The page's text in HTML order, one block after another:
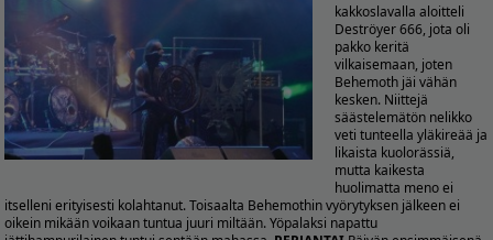
kakkoslavalla aloitteli
Deströyer 666, jota oli
pakko keritä
vilkaisemaan, joten
Behemoth jäi vähän
kesken. Niittejä
säästelemätön nelikko
veti tunteella yläkireää ja
likaista kuolorässiä,
mutta kaikesta
huolimatta meno ei
itselleni erityisesti kolahtanut. Toisaalta Behemothin vyörytyksen jälkeen ei
oikein mikään voikaan tuntua juuri miltään. Yöpalaksi napattu